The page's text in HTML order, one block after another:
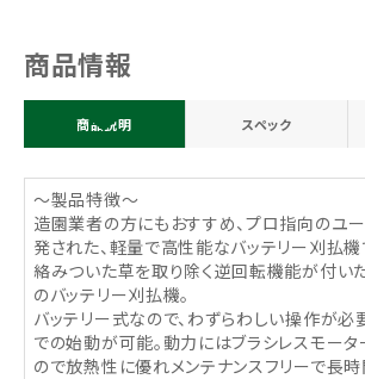
商品情報
商品説明 スペック
～製品特徴～
造園業者の方にもおすすめ、プロ指向のユ
発された、軽量で高性能なバッテリー刈払機
絡みついた草を取り除く逆回転機能が付い
のバッテリー刈払機。
バッテリー式なので、わずらわしい操作が必
での始動が可能。動力にはブラシレスモー
ので放熱性に優れメンテナンスフリーで長